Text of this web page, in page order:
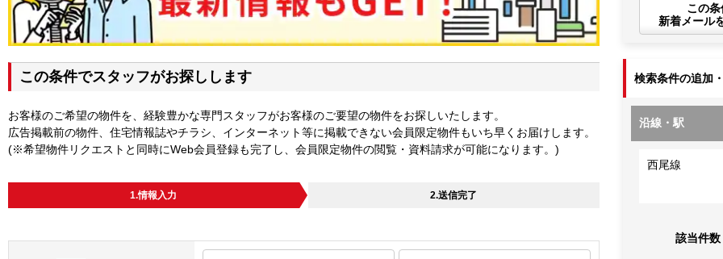
この条件でスタッフがお探しします
お客様のご希望の物件を、経験豊かな専門スタッフがお客様のご要望の物件をお探しいたします。
広告掲載前の物件、住宅情報誌やチラシ、インターネット等に掲載できない会員限定物件もいち早くお届けします。
(※希望物件リクエストと同時にWeb会員登録も完了し、会員限定物件の閲覧・資料請求が可能になります。)
1.情報入力 2.送信完了
この
新着メール
検索条件の追加
沿線・駅
西尾線
該当件数